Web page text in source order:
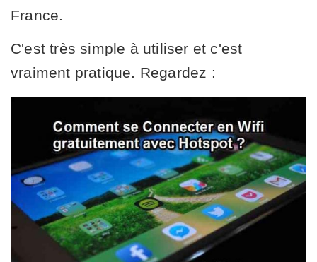
France.
C'est très simple à utiliser et c'est
vraiment pratique. Regardez :